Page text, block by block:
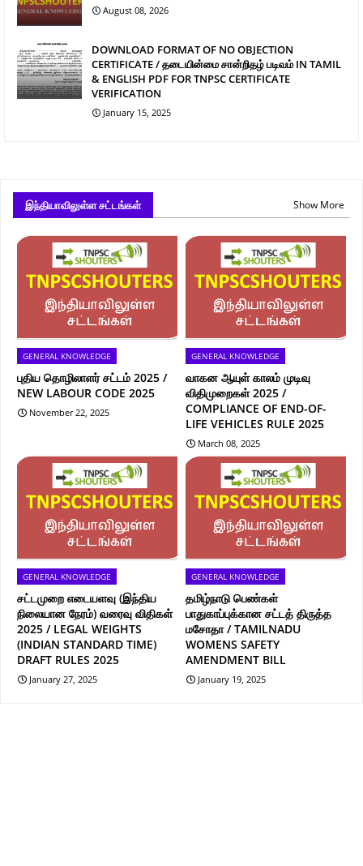
August 08, 2026
DOWNLOAD FORMAT OF NO OBJECTION
CERTIFICATE / தடையின்மை சான்றிதழ் படிவம் IN TAMIL
& ENGLISH PDF FOR TNPSC CERTIFICATE
VERIFICATION
January 15, 2025
இந்தியாவிலுள்ள சட்டங்கள் Show More
GENERAL KNOWLEDGE
புதிய தொழிலாளர் சட்டம் 2025 /
NEW LABOUR CODE 2025
November 22, 2025
GENERAL KNOWLEDGE
வாகன ஆயுள் காலம் முடிவு
விதிமுறைகள் 2025 /
COMPLIANCE OF END-OF-
LIFE VEHICLES RULE 2025
March 08, 2025
GENERAL KNOWLEDGE
சட்டமுறை எடையளவு (இந்திய
நிலையான நேரம்) வரைவு விதிகள்
2025 / LEGAL WEIGHTS
(INDIAN STANDARD TIME)
DRAFT RULES 2025
January 27, 2025
GENERAL KNOWLEDGE
தமிழ்நாடு பெண்கள்
பாதுகாப்புக்கான சட்டத் திருத்த
மசோதா / TAMILNADU
WOMENS SAFETY
AMENDMENT BILL
January 19, 2025